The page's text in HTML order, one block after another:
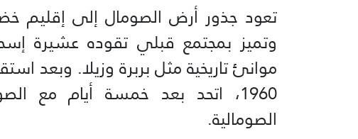
وتميز بمجتمع قبلي تقوده عشيرة
1960، اتحد بعد خمسة أيام مع
الصومالية.